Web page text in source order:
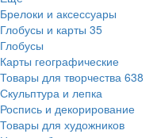
Брелоки и аксессуары
Глобусы и карты 35
Глобусы
Карты географические
Товары для творчества 638
Скульптура и лепка
Роспись и декорирование
Товары для художников